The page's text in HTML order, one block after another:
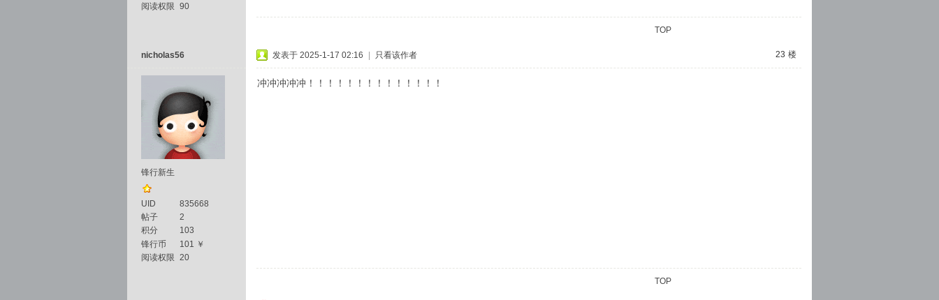
阅读权限 90
TOP
nicholas56
锋行新生
UID
835668
帖子
2
积分
103
锋行币
101 ￥
阅读权限
20
23 楼
发表于 2025-1-17 02:16 只看该作者
冲冲冲冲冲！！！！！！！！！！！！！！
TOP